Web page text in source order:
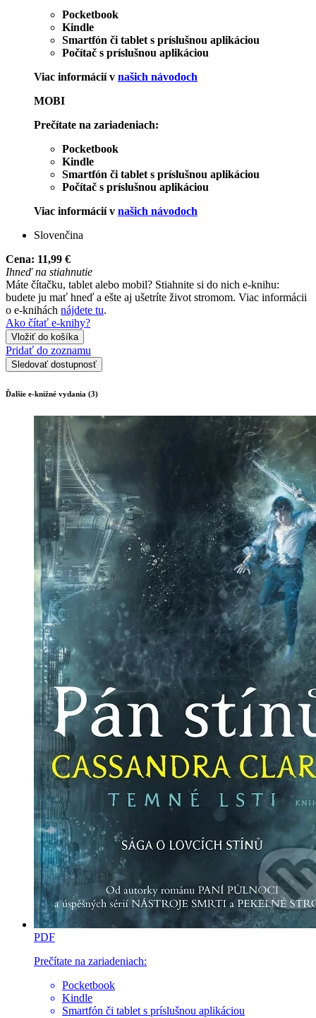
Pocketbook
Kindle
Smartfón či tablet s príslušnou aplikáciou
Počítač s príslušnou aplikáciou
Viac informácií v našich návodoch
MOBI
Prečítate na zariadeniach:
Pocketbook
Kindle
Smartfón či tablet s príslušnou aplikáciou
Počítač s príslušnou aplikáciou
Viac informácií v našich návodoch
Slovenčina
Cena: 11,99 €
Ihneď na stiahnutie
Máte čítačku, tablet alebo mobil? Stiahnite si do nich e-knihu:
budete ju mať hneď a ešte aj ušetríte život stromom. Viac informácii
o e-knihách nájdete tu.
Ako čítať e-knihy?
Vložiť do košíka
Pridať do zoznamu
Sledovať dostupnosť
Ďalšie e-knižné vydania (3)
PDF
Prečítate na zariadeniach:
Pocketbook
Kindle
Smartfón či tablet s príslušnou aplikáciou